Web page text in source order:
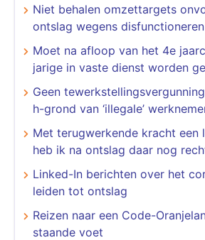
Niet behalen omzettargets
ontslag wegens disfunctioneren
Moet na afloop van het 4e
jarige in vaste dienst worden
Geen
h-grond van ‘illegale’
Met terugwerkende kracht een
heb ik na ontslag daar nog
Linked-In berichten over het
leiden tot ontslag
Reizen naar een Code-
staande voet